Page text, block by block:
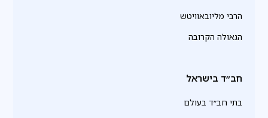
הרבי מליובאוויטש
הגאולה הקרובה
חב״ד בישראל
בתי חב״ד בעולם